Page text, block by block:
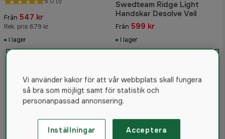
Från 547 kr
Rek. pris 679 kr
I lager
Swedteam Ridge Light
Handskar Desolve Veil
Från 599 kr
I lager
Vi använder kakor för att vår webbplats skall fungera
så bra som möjligt samt för statistik och
personanpassad annonsering.
Inställningar Acceptera